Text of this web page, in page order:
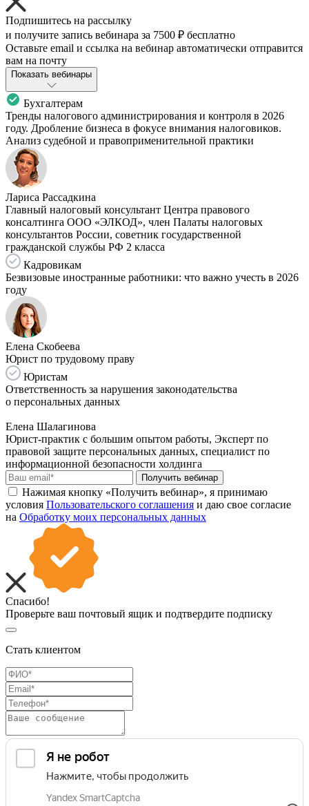
Подпишитесь на рассылку
и получите запись вебинара за 7500 ₽ бесплатно
Оставьте email и ссылка на вебинар автоматически отправится
вам на почту
Показать вебинары
Бухгалтерам
Тренды налогового администрирования и контроля в 2026
году. Дробление бизнеса в фокусе внимания налоговиков.
Анализ судебной и правоприменительной практики
Лариса Рассадкина
Главный налоговый консультант Центра правового
консалтинга ООО «ЭЛКОД», член Палаты налоговых
консультантов России, советник государственной
гражданской службы РФ 2 класса
Кадровикам
Безвизовые иностранные работники: что важно учесть в 2026
году
Елена Скобеева
Юрист по трудовому праву
Юристам
Ответственность за нарушения законодательства
о персональных данных
Елена Шалагинова
Юрист-практик с большим опытом работы, Эксперт по
правовой защите персональных данных, специалист по
информационной безопасности холдинга
Получить вебинар
Нажимая кнопку «Получить вебинар», я принимаю
условия Пользовательского соглашения и даю свое согласие
на Обработку моих персональных данных
Спасибо!
Проверьте ваш почтовый ящик и подтвердите подписку
Стать клиентом